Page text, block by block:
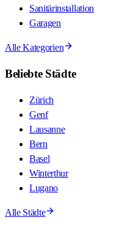
Sanitärinstallation
Garagen
Alle Kategorien
Beliebte Städte
Zürich
Genf
Lausanne
Bern
Basel
Winterthur
Lugano
Alle Städte